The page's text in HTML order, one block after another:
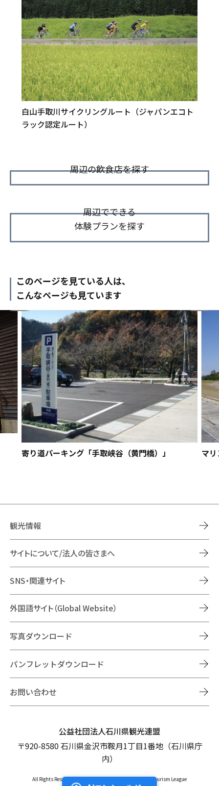
白山手取川サイクリングルート（ジャパンエコト
ラック認定ルート）
周辺の飲食店を探す
周辺でできる
体験プランを探す
このページを見ている人は、
こんなページも見ています
寄り道パーキング「手取峡谷（黄門橋）」 マ
観光情報
サイトについて/法人の皆さまへ
SNS・関連サイト
外国語サイト（Global Website）
写真ダウンロード
パンフレットダウンロード
お問い合わせ
公益社団法人石川県観光連盟
〒920-8580 石川県金沢市鞍月1丁目1番地（石川県庁
内）
All Rights Reserved Copyright © Ishikawa Prefectural Tourism League